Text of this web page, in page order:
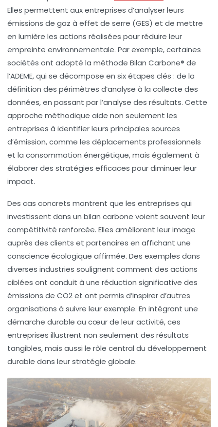
Elles permettent aux entreprises d’analyser leurs
émissions de gaz à effet de serre (GES) et de mettre
en lumière les actions réalisées pour réduire leur
empreinte environnementale. Par exemple, certaines
sociétés ont adopté la méthode Bilan Carbone® de
l’ADEME, qui se décompose en six étapes clés : de la
définition des périmètres d’analyse à la collecte des
données, en passant par l’analyse des résultats. Cette
approche méthodique aide non seulement les
entreprises à identifier leurs principales sources
d’émission, comme les déplacements professionnels
et la consommation énergétique, mais également à
élaborer des stratégies efficaces pour diminuer leur
impact.
Des cas concrets montrent que les entreprises qui
investissent dans un bilan carbone voient souvent leur
compétitivité renforcée. Elles améliorent leur image
auprès des clients et partenaires en affichant une
conscience écologique affirmée. Des exemples dans
diverses industries soulignent comment des actions
ciblées ont conduit à une réduction significative des
émissions de CO2et ont permis d’inspirer d’autres
organisations à suivre leur exemple. En intégrant une
démarche durable au cœur de leur activité, ces
entreprises illustrent non seulement des résultats
tangibles, mais aussi le rôle central du développement
durable dans leur stratégie globale.